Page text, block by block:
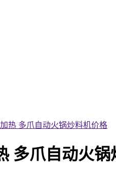
热 多爪自动火锅炒料机价格
多爪自动火锅